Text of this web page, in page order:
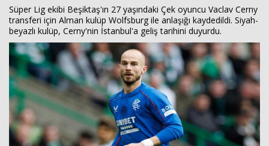
Süper Lig ekibi Beşiktaş'ın 27 yaşındaki Çek oyuncu Vaclav Cerny
transferi için Alman kulüp Wolfsburg ile anlaşığı kaydedildi. Siyah-
beyazlı kulüp, Cerny'nin İstanbul'a geliş tarihini duyurdu.
ANKETLER
FOTO GALERİ
VİDEO GALERİ
KÜNYE
İLETİŞİM